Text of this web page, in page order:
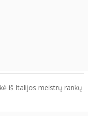
iš Italijos meistrų rankų